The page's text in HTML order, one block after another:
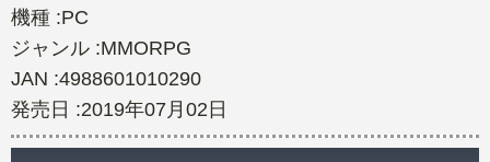
機種 :PC
ジャンル :MMORPG
JAN :4988601010290
発売日 :2019年07月02日